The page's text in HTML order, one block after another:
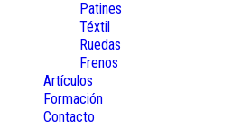
Patines
Téxtil
Ruedas
Frenos
Artículos
Formación
Contacto